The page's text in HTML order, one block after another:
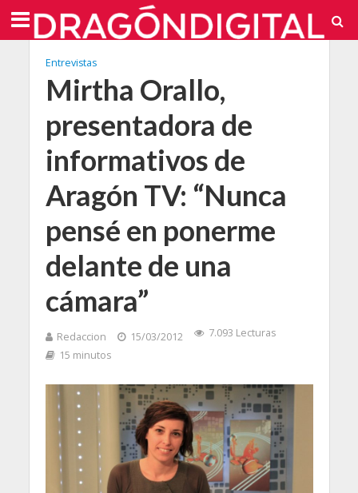
Entrevistas
Mirtha Orallo,
presentadora de
informativos de
Aragón TV: “Nunca
pensé en ponerme
delante de una
cámara”
Redaccion 15/03/2012
7.093 Lecturas
15 minutos